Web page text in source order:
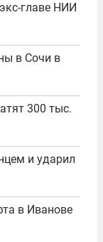
главе НИИ
в Сочи в
300 тыс.
и ударил
в Иванове